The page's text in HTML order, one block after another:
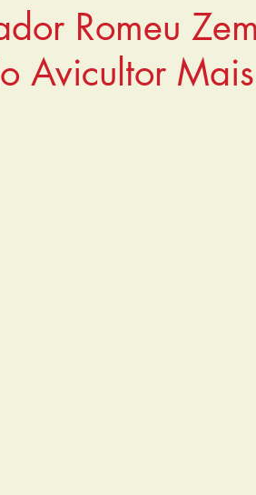
Romeu
Avicultor